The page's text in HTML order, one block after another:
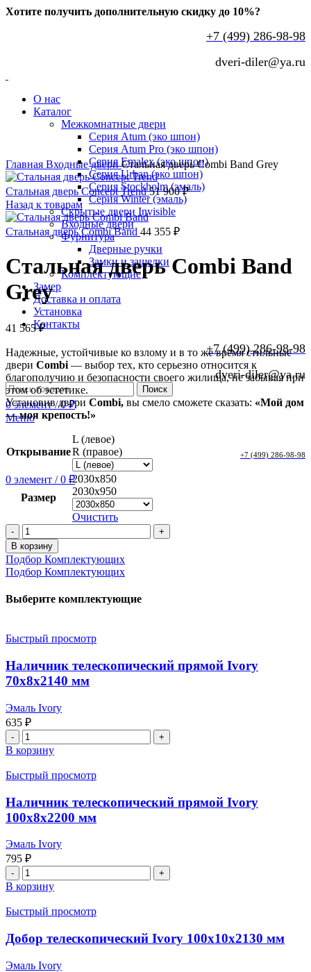
Хотите получить дополнительную скидку до 10%?
+7 (499) 286-98-98
dveri-diler@ya.ru
О нас
Каталог
Межкомнатные двери
Серия Atum (эко шпон)
Серия Atum Pro (эко шпон)
Серия Emalex (эко шпон)
Серия Urban (эко шпон)
Серия Stockholm (эмаль)
Серия Winter (эмаль)
Скрытые двери Invisible
Входные двери
Фурнитура
Дверные ручки
Замки и защелки
Комплектующие
Замер
Доставка и оплата
Установка
Контакты
+7 (499) 286-98-98
dveri-diler@ya.ru
Поиск
0элемент / 0₽
Меню
+7 (499) 286-98-98
0 элемент / 0 ₽
Нажмите, чтобы увеличить
Главная Входные двериСтальная дверь Combi Band Grey
Стальная дверь Concept Trend51 900₽
Назад к товарам
Стальная дверь Combi Band 44 355 ₽
Стальная дверь Combi Band
Grey
41 565₽
Надежные, устойчивые ко взлому и в то же время стильные
двери Combi — выбор тех, кто серьезно относится к
благополучию и безопасности своего жилища, не забывая при
этом об эстетике.
Установив двери Combi, вы смело сможете сказать: «Мой дом
— моя крепость!»
Открывание
L (левое)
R (правое)
Размер
2030x850
2030x950
Очистить
Количество
товара
Стальная
дверь
Combi
Grey
В корзину
Подбор Комплектующих
Подбор Комплектующих
Выберите комплектующие
Быстрый просмотр
Наличник телескопический прямой Ivory
70x8x2140 мм
Эмаль Ivory
635 ₽
Количество
товара
Наличник
телескопический
прямой
70x8x2140
мм
В корзину
Быстрый просмотр
Наличник телескопический прямой Ivory
100x8x2200 мм
Эмаль Ivory
795 ₽
Количество
товара
Наличник
телескопический
прямой
Ivory
100x8x2200
В корзину
Быстрый просмотр
Добор телескопический Ivory 100x10x2130 мм
Эмаль Ivory